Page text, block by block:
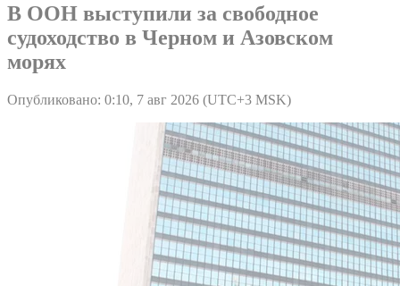
В ООН выступили за свободное
судоходство в Черном и Азовском
морях
Опубликовано: 0:10, 7 авг 2026 (UTC+3 MSK)